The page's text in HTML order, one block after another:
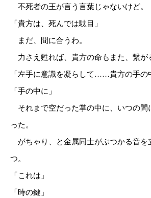
不死者の王が言う言葉じゃないけど。
「貴方は、死んでは駄目」
まだ、間に合うわ。
力さえ甦れば、貴方の命もまた、繋が
「左手に意識を凝らして……貴方の手の
「手の中に」
それまで空だった掌の中に、いつの間
った。
がちゃり、と金属同士がぶつかる音を
つ。
「これは」
「時の鍵」